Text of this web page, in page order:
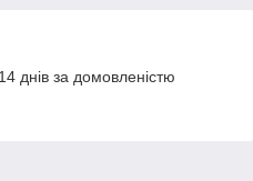
днів за домовленістю